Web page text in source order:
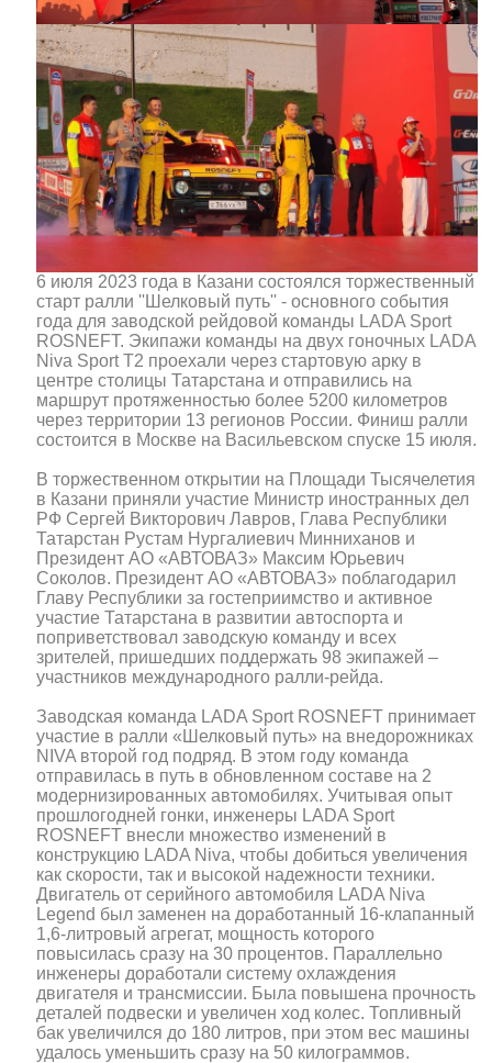
6 июля 2023 года в Казани состоялся торжественный
старт ралли ''Шелковый путь'' - основного события
года для заводской рейдовой команды LADA Sport
ROSNEFT. Экипажи команды на двух гоночных LADA
Niva Sport T2 проехали через стартовую арку в
центре столицы Татарстана и отправились на
маршрут протяженностью более 5200 километров
через территории 13 регионов России. Финиш ралли
состоится в Москве на Васильевском спуске 15 июля.
В торжественном открытии на Площади Тысячелетия
в Казани приняли участие Министр иностранных дел
РФ Сергей Викторович Лавров, Глава Республики
Татарстан Рустам Нургалиевич Минниханов и
Президент АО «АВТОВАЗ» Максим Юрьевич
Соколов. Президент АО «АВТОВАЗ» поблагодарил
Главу Республики за гостеприимство и активное
участие Татарстана в развитии автоспорта и
поприветствовал заводскую команду и всех
зрителей, пришедших поддержать 98 экипажей –
участников международного ралли-рейда.
Заводская команда LADA Sport ROSNEFT принимает
участие в ралли «Шелковый путь» на внедорожниках
NIVA второй год подряд. В этом году команда
отправилась в путь в обновленном составе на 2
модернизированных автомобилях. Учитывая опыт
прошлогодней гонки, инженеры LADA Sport
ROSNEFT внесли множество изменений в
конструкцию LADA Niva, чтобы добиться увеличения
как скорости, так и высокой надежности техники.
Двигатель от серийного автомобиля LADA Niva
Legend был заменен на доработанный 16-клапанный
1,6-литровый агрегат, мощность которого
повысилась сразу на 30 процентов. Параллельно
инженеры доработали систему охлаждения
двигателя и трансмиссии. Была повышена прочность
деталей подвески и увеличен ход колес. Топливный
бак увеличился до 180 литров, при этом вес машины
удалось уменьшить сразу на 50 килограммов.